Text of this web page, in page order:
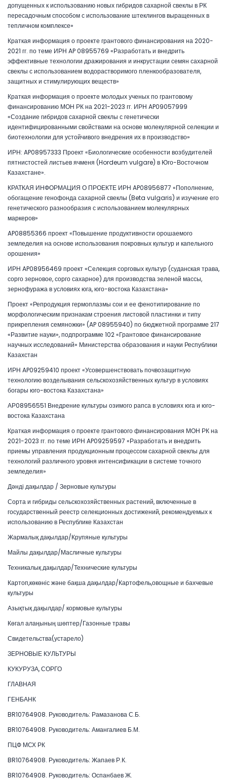
допущенных к использованию новых гибридов сахарной свеклы в РК
пересадочным способом с использование штеклингов выращенных в
тепличном комплексе»
Краткая информация о проекте грантового финансирования на 2020-
2021 гг. по теме ИРН AP 08955769 «Разработать и внедрить
эффективные технологии дражирования и инкрустации семян сахарной
свеклы с использованием водорастворимого пленкообразователя,
защитных и стимулирующих веществ»
Краткая информация о проекте молодых ученых по грантовому
финансированию МОН РК на 2021-2023 гг. ИРН AP09057999
«Создание гибридов сахарной свеклы с генетически
идентифицированными свойствами на основе молекулярной селекции и
биотехнологии для устойчивого внедрения их в производство»
ИРН: AP08957333 Проект «Биологические особенности возбудителей
пятнистостей листьев ячменя (Hordeum vulgare) в Юго-Восточном
Казахстане».
КРАТКАЯ ИНФОРМАЦИЯ О ПРОЕКТЕ ИРН AP08956877 «Пополнение,
обогащение генофонда сахарной свеклы (Beta vulgaris) и изучение его
генетического разнообразия с использованием молекулярных
маркеров»
AP08855366 проект «Повышение продуктивности орошаемого
земледелия на основе использования покровных культур и капельного
орошения»
ИРН AP08956469 проект «Селекция сорговых культур (суданская трава,
сорго зерновое, сорго сахарное) для производства зеленой массы,
зернофуража в условиях юга, юго-востока Казахстана»
Проект «Репродукция гермоплазмы сои и ее фенотипирование по
морфологическим признакам строения листовой пластинки и типу
прикрепления семяножки» (AP 08955940) по бюджетной программе 217
«Развитие науки», подпрограмме 102 «Грантовое финансирование
научных исследований» Министерства образования и науки Республики
Казахстан
ИРН AP09259410 проект «Усовершенствовать почвозащитную
технологию возделывания сельскохозяйственных культур в условиях
богары юго-востока Казахстана»
АР08956551 Внедрение культуры озимого рапса в условиях юга и юго-
востока Казахстана
Краткая информация о проекте грантового финансирования МОН РК на
2021-2023 гг. по теме ИРН AP09259597 «Разработать и внедрить
приемы управления продукционным процессом сахарной свеклы для
технологий различного уровня интенсификации в системе точного
земледелия»
Дәнді дақылдар / Зерновые культуры
Сорта и гибриды сельскохозяйственных растений, включенные в
государственный реестр селекционных достижений, рекомендуемых к
использованию в Республике Казахстан
Жармалық дақылдар/Крупяные культуры
Майлы дақылдар/Масличные культуры
Техникалық дақылдар/Технические культуры
Картоп,көкөніс және бақша дақылдар/Картофель,овощные и бахчевые
культуры
Азықтық дақылдар/ кормовые культуры
Көгал алаңының шөптер/Газонные травы
Свидетельства(устарело)
ЗЕРНОВЫЕ КУЛЬТУРЫ
КУКУРУЗА, СОРГО
ГЛАВНАЯ
ГЕНБАНК
BR10764908. Руководитель: Рамазанова С.Б.
BR10764908. Руководитель: Амангалиев Б.М.
ПЦФ МСХ РК
BR10764908. Руководитель: Жапаев Р.К.
BR10764908. Руководитель: Оспанбаев Ж.